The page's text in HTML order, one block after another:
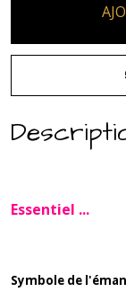
Essentiel ...
Symbole de